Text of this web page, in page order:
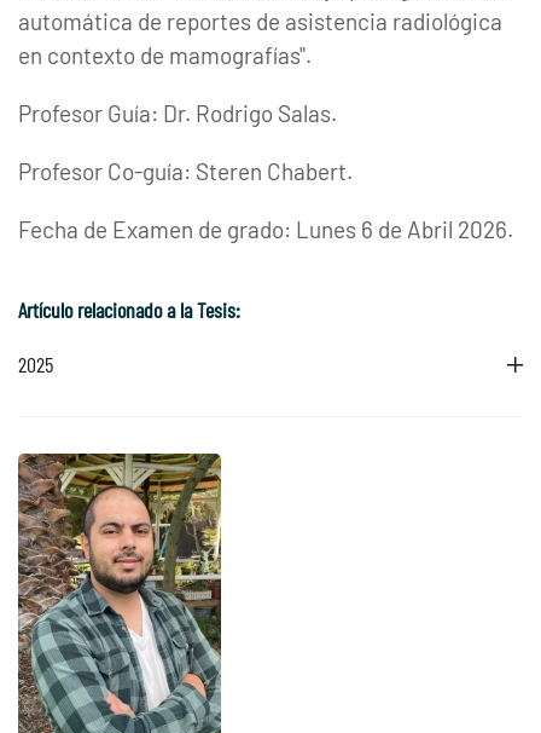
automática de reportes de asistencia radiológica
en contexto de mamografías".
Profesor Guía: Dr. Rodrigo Salas.
Profesor Co-guía: Steren Chabert.
Fecha de Examen de grado: Lunes 6 de Abril 2026.
Artículo relacionado a la Tesis:
2025